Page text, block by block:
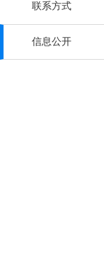
联系方式
信息公开